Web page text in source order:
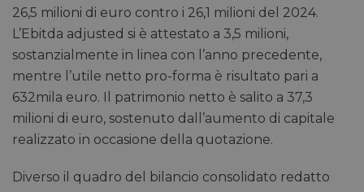
26,5 milioni di euro contro i 26,1 milioni del 2024.
L’Ebitda adjusted si è attestato a 3,5 milioni,
sostanzialmente in linea con l’anno precedente,
mentre l’utile netto pro-forma è risultato pari a
632mila euro. Il patrimonio netto è salito a 37,3
milioni di euro, sostenuto dall’aumento di capitale
realizzato in occasione della quotazione.
Diverso il quadro del bilancio consolidato redatto